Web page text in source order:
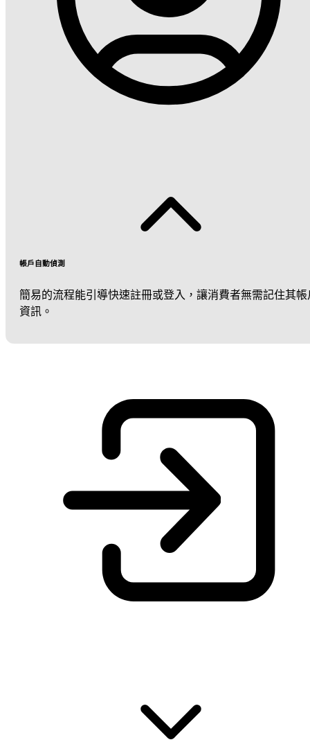
帳戶自動偵測
簡易的流程能引導快速註冊或登入，讓消費者無需記住其帳
資訊。